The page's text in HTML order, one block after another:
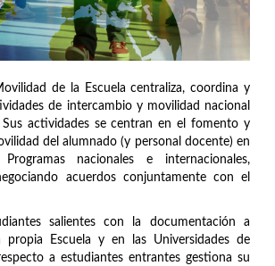
de la Escuela centraliza, coordina y
de intercambio y movilidad nacional
actividades se centran en el fomento y
del alumnado (y personal docente) en
nacionales e internacionales,
acuerdos conjuntamente con el
salientes con la documentación a
propia Escuela y en las Universidades de
a estudiantes entrantes gestiona su